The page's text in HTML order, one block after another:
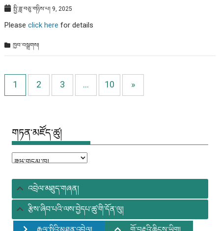
སྤྱི་ཟླ་བཅུ་གཉིས་པ། 9, 2025
Pleaseclick here for details
ཁྱབ་བསྒྲགས།
1 2 3 … 10 »
གཏན་མཛོད་ཚུ།
གཏན་
ཚུ།
འབྲེལ་མཐུད་གཞན།
རྩིས་ཞིབ་པའི་ལས་བྱེདཔ་ཚུ་གི་དོན་ལུ།
རྒྱལ་སྤྱིའི་མཐུན་འབྲེལ།
གོ་བརྡའི་ཆིངས་ཡིག།